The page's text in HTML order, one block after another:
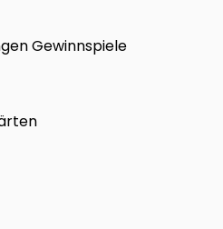
Gewinnspiele